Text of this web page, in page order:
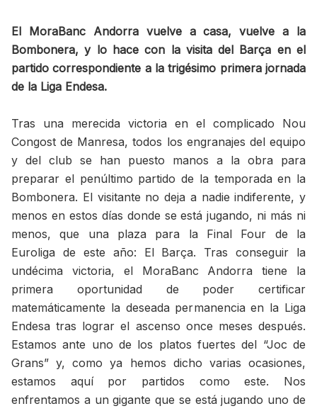
El MoraBanc Andorra vuelve a casa, vuelve a la
Bombonera, y lo hace con la visita del Barça en el
partido correspondiente a la trigésimo primera jornada
de la Liga Endesa.
Tras una merecida victoria en el complicado Nou
Congost de Manresa, todos los engranajes del equipo
y del club se han puesto manos a la obra para
preparar el penúltimo partido de la temporada en la
Bombonera. El visitante no deja a nadie indiferente, y
menos en estos días donde se está jugando, ni más ni
menos, que una plaza para la Final Four de la
Euroliga de este año: El Barça. Tras conseguir la
undécima victoria, el MoraBanc Andorra tiene la
primera oportunidad de poder certificar
matemáticamente la deseada permanencia en la Liga
Endesa tras lograr el ascenso once meses después.
Estamos ante uno de los platos fuertes del “Joc de
Grans” y, como ya hemos dicho varias ocasiones,
estamos aquí por partidos como este. Nos
enfrentamos a un gigante que se está jugando uno de